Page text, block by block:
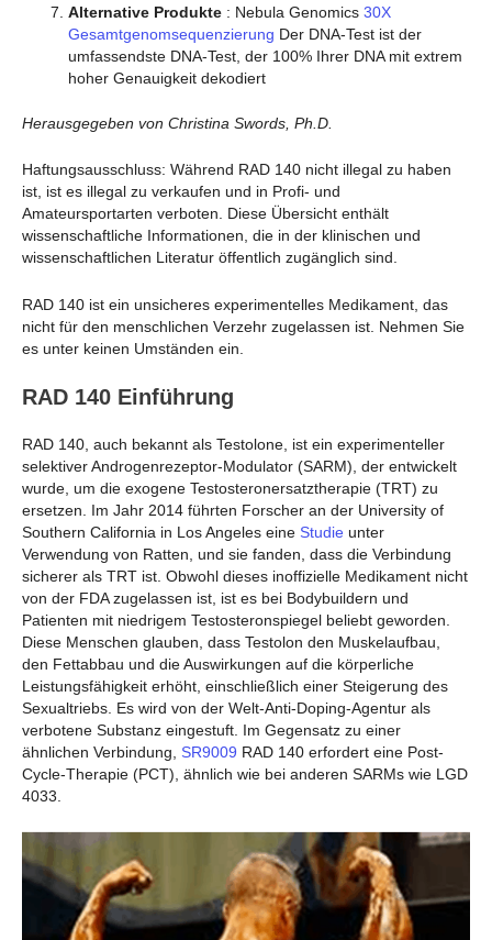
Alternative Produkte : Nebula Genomics 30X
Gesamtgenomsequenzierung Der DNA-Test ist der
umfassendste DNA-Test, der 100% Ihrer DNA mit extrem
hoher Genauigkeit dekodiert
Herausgegeben von Christina Swords, Ph.D.
Haftungsausschluss: Während RAD 140 nicht illegal zu haben
ist, ist es illegal zu verkaufen und in Profi- und
Amateursportarten verboten. Diese Übersicht enthält
wissenschaftliche Informationen, die in der klinischen und
wissenschaftlichen Literatur öffentlich zugänglich sind.
RAD 140 ist ein unsicheres experimentelles Medikament, das
nicht für den menschlichen Verzehr zugelassen ist. Nehmen Sie
es unter keinen Umständen ein.
RAD 140 Einführung
RAD 140, auch bekannt als Testolone, ist ein experimenteller
selektiver Androgenrezeptor-Modulator (SARM), der entwickelt
wurde, um die exogene Testosteronersatztherapie (TRT) zu
ersetzen. Im Jahr 2014 führten Forscher an der University of
Southern California in Los Angeles eine Studie unter
Verwendung von Ratten, und sie fanden, dass die Verbindung
sicherer als TRT ist. Obwohl dieses inoffizielle Medikament nicht
von der FDA zugelassen ist, ist es bei Bodybuildern und
Patienten mit niedrigem Testosteronspiegel beliebt geworden.
Diese Menschen glauben, dass Testolon den Muskelaufbau,
den Fettabbau und die Auswirkungen auf die körperliche
Leistungsfähigkeit erhöht, einschließlich einer Steigerung des
Sexualtriebs. Es wird von der Welt-Anti-Doping-Agentur als
verbotene Substanz eingestuft. Im Gegensatz zu einer
ähnlichen Verbindung,
SR9009 RAD 140 erfordert eine Post-
Cycle-Therapie (PCT), ähnlich wie bei anderen SARMs wie LGD
4033.